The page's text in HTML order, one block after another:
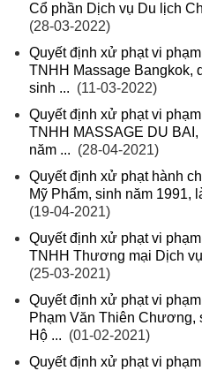
Cổ phần Dịch vụ Du lịch
(28-03-2022)
Quyết định xử phạt vi
TNHH Massage Bangkok,
sinh ... (11-03-2022)
Quyết định xử phạt vi
TNHH MASSAGE DU
năm ... (28-04-2021)
Quyết định xử phạt hành
Mỹ Phẩm, sinh năm 1991,
(19-04-2021)
Quyết định xử phạt vi
TNHH Thương mại Dịch
(25-03-2021)
Quyết định xử phạt vi
Phạm Văn Thiên Chương,
Hộ ... (01-02-2021)
Quyết định xử phạt vi